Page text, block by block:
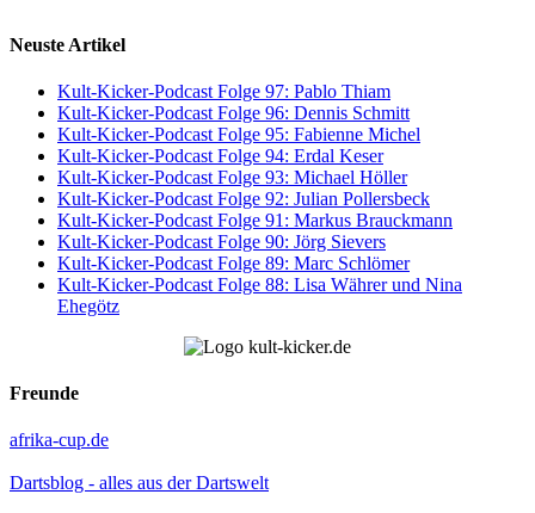
Neuste Artikel
Kult-Kicker-Podcast Folge 97: Pablo Thiam
Kult-Kicker-Podcast Folge 96: Dennis Schmitt
Kult-Kicker-Podcast Folge 95: Fabienne Michel
Kult-Kicker-Podcast Folge 94: Erdal Keser
Kult-Kicker-Podcast Folge 93: Michael Höller
Kult-Kicker-Podcast Folge 92: Julian Pollersbeck
Kult-Kicker-Podcast Folge 91: Markus Brauckmann
Kult-Kicker-Podcast Folge 90: Jörg Sievers
Kult-Kicker-Podcast Folge 89: Marc Schlömer
Kult-Kicker-Podcast Folge 88: Lisa Währer und Nina
Ehegötz
Freunde
afrika-cup.de
Dartsblog - alles aus der Dartswelt